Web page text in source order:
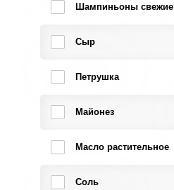
Шампиньоны свежие
Сыр
Петрушка
Майонез
Масло растительное
Соль